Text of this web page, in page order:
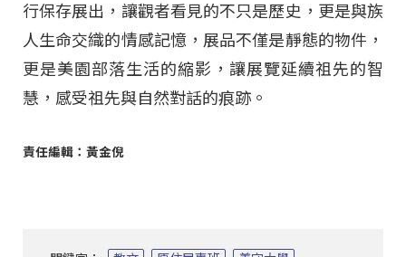
行保存展出，讓觀者看見的不只是歷史，更是與族
人生命交織的情感記憶，展品不僅是靜態的物件，
更是美園部落生活的縮影，讓展覽延續祖先的智
慧，感受祖先與自然對話的痕跡。
責任編輯：黃金倪